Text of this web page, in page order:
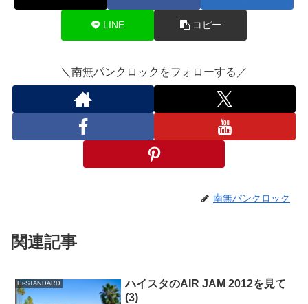
LINE コピー
＼南無パンクロックをフォローする／
南無パンクロック
関連記事
Hi-STANDARD
ハイスタのAIR JAM 2012を見て
(3)